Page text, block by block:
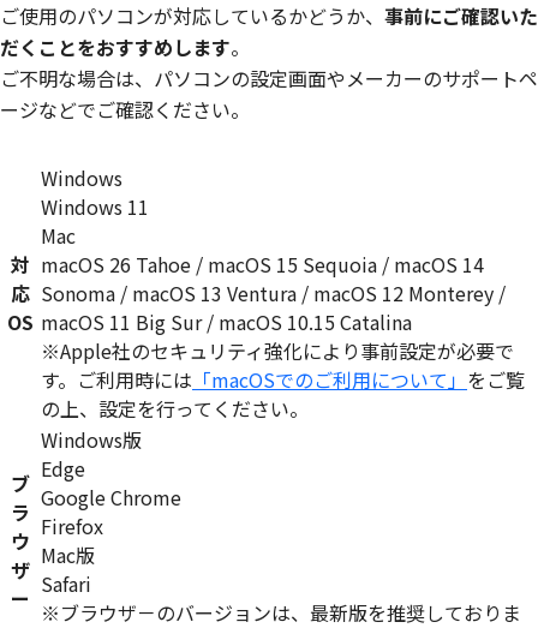
ご使用のパソコンが対応しているかどうか、 事前にご確認いた
だくことをおすすめします。
ご不明な場合は、パソコンの設定画面やメーカーのサポートペ
ージなどでご確認ください。
対
応
OS
Windows
Windows 11
Mac
macOS 26 Tahoe / macOS 15 Sequoia / macOS 14
Sonoma / macOS 13 Ventura / macOS 12 Monterey /
macOS 11 Big Sur / macOS 10.15 Catalina
※Apple社のセキュリティ強化により事前設定が必要で
す。ご利用時には 「macOSでのご利用について」 をご覧
の上、設定を行ってください。
ブ
ラ
ウ
ザ
ー
Windows版
Edge
Google Chrome
Firefox
Mac版
Safari
※ブラウザ－のバージョンは、最新版を推奨しておりま